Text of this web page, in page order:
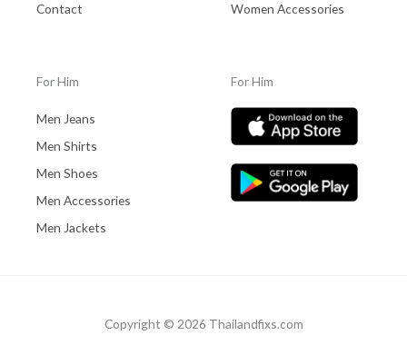
Contact
Women Accessories
For Him
Men Jeans
Men Shirts
Men Shoes
Men Accessories
Men Jackets
For Him
Copyright © 2026 Thailandfixs.com